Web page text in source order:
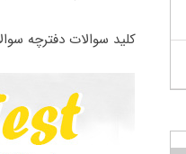
کلید سوالات دفترچه